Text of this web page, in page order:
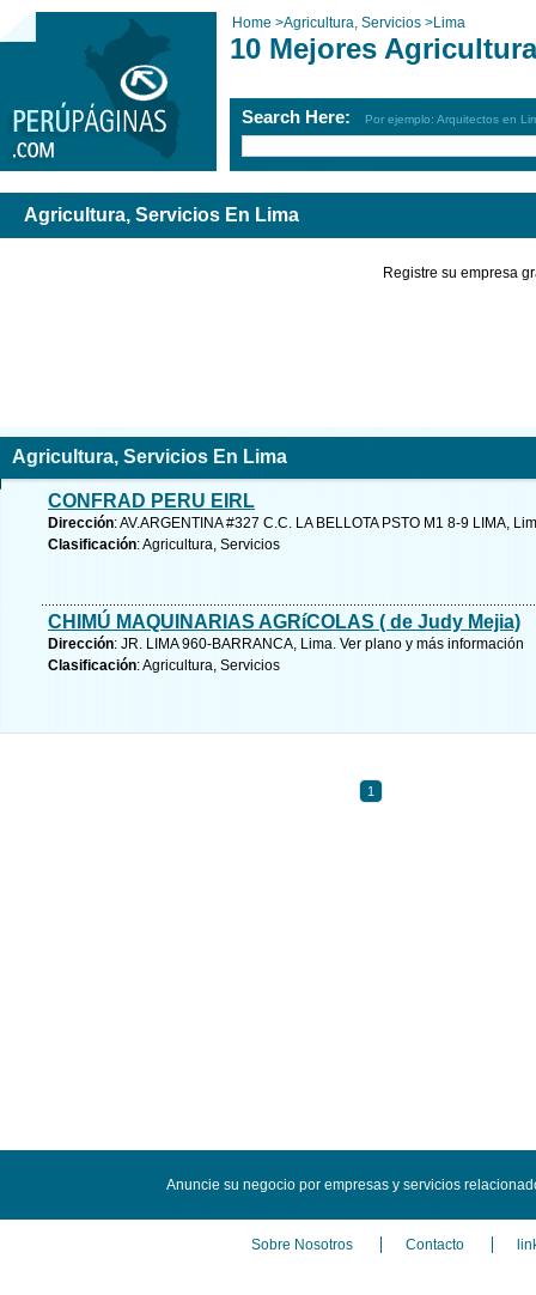
Home >Agricultura, Servicios >Lima
10 Mejores
Search Here: Por ejemplo: Arquitectos en
Agricultura, Servicios En Lima
Registre su empresa
Agricultura, Servicios En Lima
CONFRAD PERU EIRL
Dirección: AV.ARGENTINA #327 C.C. LA BELLOTA PSTO M1 8-9 LIMA,
Clasificación: Agricultura, Servicios
CHIMÚ MAQUINARIAS AGRíCOLAS ( de Judy Mejia)
Dirección: JR. LIMA 960-BARRANCA, Lima. Ver plano y más información
Clasificación: Agricultura, Servicios
1
Anuncie su negocio por empresas y servicios
Sobre Nosotros Contacto